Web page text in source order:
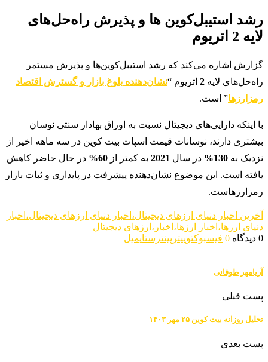
رشد استیبل‌کوین‌ ها و پذیرش راه‌حل‌های
لایه 2 اتریوم
گزارش اشاره می‌کند که رشد استیبل‌کوین‌ها و پذیرش مستمر
راه‌حل‌های لایه 2 اتریوم “نشان‌دهنده بلوغ بازار و گسترش اقتصاد
رمزارزها” است.
با اینکه دارایی‌های دیجیتال نسبت به اوراق بهادار سنتی نوسان
بیشتری دارند، نوسانات قیمت اسپات بیت کوین در سه ماهه اخیر از
نزدیک به 130% در سال 2021 به کمتر از 60%
در حال حاضر کاهش
یافته است. این موضوع نشان‌دهنده پیشرفت در پایداری و ثبات بازار
رمزارزهاست.
آخرین اخبار دنیای ارزهای دیجیتال،اخبار دنیای ارزهای دیجیتال،اخبار
دنیای ارزها،اخبار ارزها،اخبار،ارزهای دیجیتال
0 دیدگاه
0 فیسبوکتوییتر پینترستایمیل
آریامهر طوفانی
پست قبلی
تحلیل روزانه بیت کوین ۲۵ مهر ۱۴۰۳
پست بعدی